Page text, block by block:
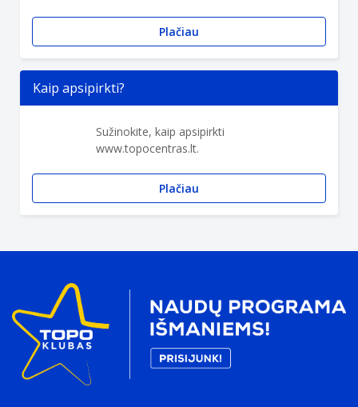
Plačiau
Kaip apsipirkti?
Sužinokite, kaip apsipirkti
www.topocentras.lt.
Plačiau